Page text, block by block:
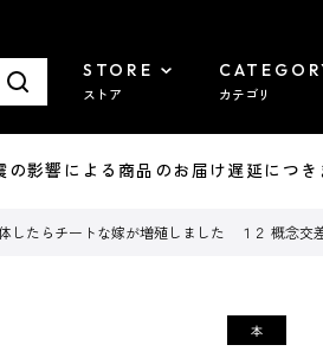
STORE
ストア カテゴリ
影響による商品のお届け遅延につき
したらチートな嫁が増殖しました １２ 概念交